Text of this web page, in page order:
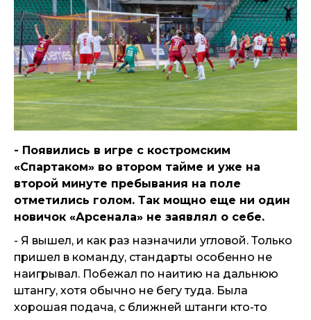
- Появились в игре с костромским
«Спартаком» во втором тайме и уже на
второй минуте пребывания на поле
отметились голом. Так мощно еще ни один
новичок «Арсенала» не заявлял о себе.
- Я вышел, и как раз назначили угловой. Только
пришел в команду, стандарты особенно не
наигрывал. Побежал по наитию на дальнюю
штангу, хотя обычно не бегу туда. Была
хорошая подача, с ближней штанги кто-то